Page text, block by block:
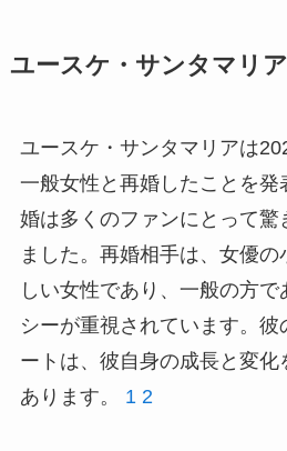
ユースケ・サンタマリ
ユースケ・サンタマリアは
一般女性と再婚したことを発
婚は多くのファンにとって驚
ました。再婚相手は、女優
しい女性であり、一般の方
シーが重視されています。彼
ートは、彼自身の成長と変化
あります。 1 2